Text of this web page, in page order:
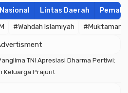
Nasional Lintas Daerah
#Wahdah Islamiyah #Muktamar
TNI Apresiasi Dharma Pertiwi:
Keluarga Prajurit